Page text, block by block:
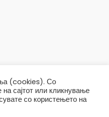
(cookies). Со
сајтот или кликнување
со користењето на